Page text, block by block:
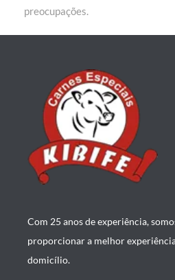
preocupações.
Com 25 anos de experiência,
proporcionar a melhor
domicílio.